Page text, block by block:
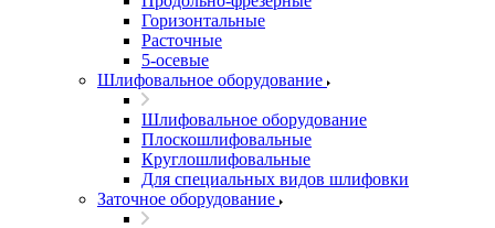
Горизонтальные
Расточные
5-осевые
Шлифовальное оборудование
Шлифовальное оборудование
Плоскошлифовальные
Круглошлифовальные
Для специальных видов шлифовки
Заточное оборудование